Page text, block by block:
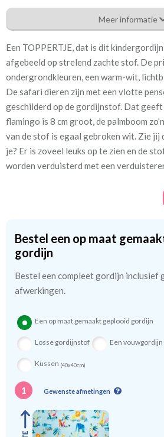
Tk_[D-7] Djungle party 1 - Djungle
Eigenschappen
Artikelnummer
Patroon: 64 cm
Stofbreedte: 140 cm
Meestal eerder, maar houd
rekening met
circa
We hebben bijna alle stoffen op
eerst een knipstaaltje.
Zo weet u precies met welke kleur en
worden gemaakt.
Tip:Laat voor aangename verduistering
kindergordijnen voeren: een verschil van
Meer informatie
Een TOPPERTJE, dat is dit
afgebeeld op strelend zachte stof. De
ondergrondkleuren, een warm-wit,
De safari dieren zijn met een vlotte
geschilderd op de gordijnstof. Dat
flamingo is 8 cm groot, de palmboom
van de stof is egaal gebroken wit. Zie
je? Er is zoveel leuks op te zien en de
worden verduisterd met een
Bestel een op maat
gordijn
Bestel een compleet gordijn inclusief
afwerkingen.
Een op maat gemaakt geplooid gordijn
Losse gordijnstof Een vouwgordijn
Kussen (40x40cm)
1 Gewenste afmetingen